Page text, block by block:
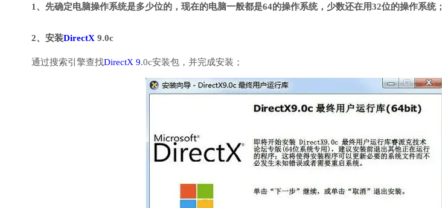
1、先确定电脑操作系统是多少位的，现在的电脑一般都是64的操作系统，少数还在用32位的操作系统；
2、安装DirectX 9.0c
通过搜索引擎查找DirectX 9.0c安装包，并完成安装；